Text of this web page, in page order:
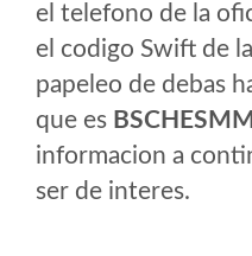
el telefono de la
el codigo Swift de
papeleo de debas
que es
informacion a
ser de interes.